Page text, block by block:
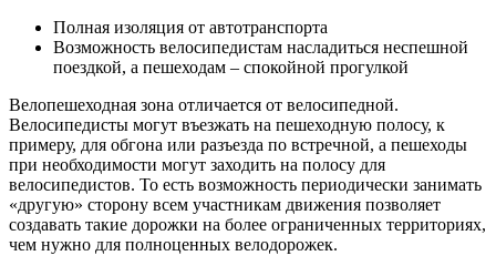
Полная изоляция от автотранспорта
Возможность велосипедистам насладиться неспешной
поездкой, а пешеходам – спокойной прогулкой
Велопешеходная зона отличается от велосипедной.
Велосипедисты могут въезжать на пешеходную полосу, к
примеру, для обгона или разъезда по встречной, а пешеходы
при необходимости могут заходить на полосу для
велосипедистов. То есть возможность периодически занимать
«другую» сторону всем участникам движения позволяет
создавать такие дорожки на более ограниченных территориях,
чем нужно для полноценных велодорожек.